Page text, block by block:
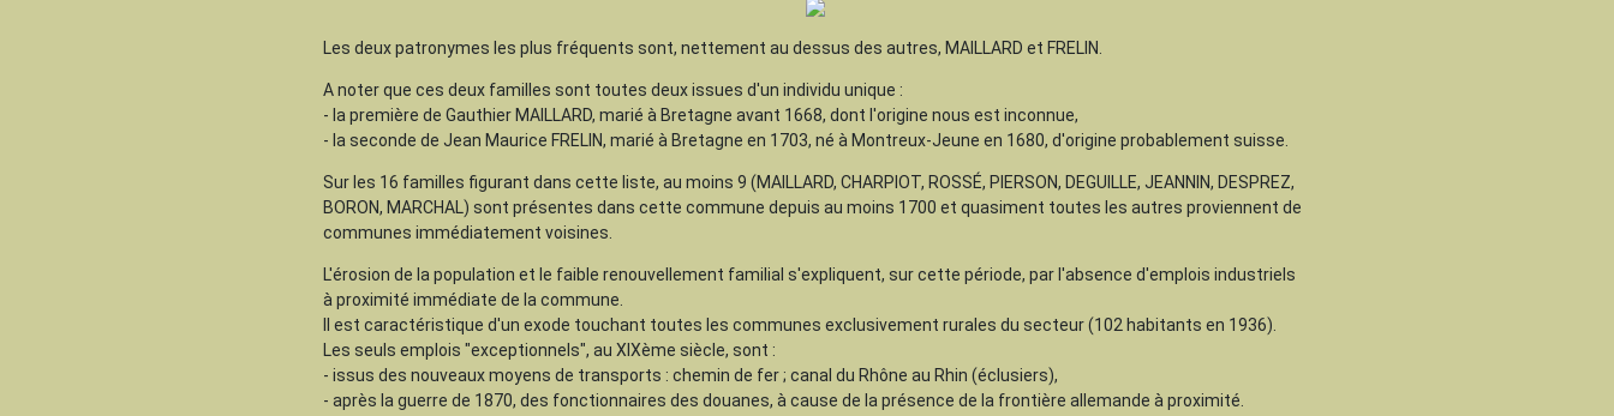
Les deux patronymes les plus fréquents sont, nettement au dessus des autres, MAILLARD et FRELIN.
A noter que ces deux familles sont toutes deux issues d'un individu unique :
- la première de Gauthier MAILLARD, marié à Bretagne avant 1668, dont l'origine nous est inconnue,
- la seconde de Jean Maurice FRELIN, marié à Bretagne en 1703, né à Montreux-Jeune en 1680, d'origine probablement suisse.
Sur les 16 familles figurant dans cette liste, au moins 9 (MAILLARD, CHARPIOT, ROSSÉ, PIERSON, DEGUILLE, JEANNIN, DESPREZ,
BORON, MARCHAL) sont présentes dans cette commune depuis au moins 1700 et quasiment toutes les autres proviennent de
communes immédiatement voisines.
L'érosion de la population et le faible renouvellement familial s'expliquent, sur cette période, par l'absence d'emplois industriels
à proximité immédiate de la commune.
Il est caractéristique d'un exode touchant toutes les communes exclusivement rurales du secteur (102 habitants en 1936).
Les seuls emplois "exceptionnels", au XIXème siècle, sont :
- issus des nouveaux moyens de transports : chemin de fer ; canal du Rhône au Rhin (éclusiers),
- après la guerre de 1870, des fonctionnaires des douanes, à cause de la présence de la frontière allemande à proximité.